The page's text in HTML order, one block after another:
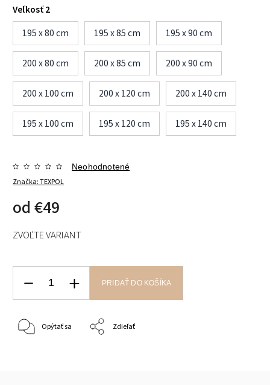
Veľkosť 2
195 x 80 cm
195 x 85 cm 195 x 90 cm
200 x 80 cm 200 x 85 cm 200 x 90 cm
200 x 100 cm 200 x 120 cm 200 x 140 cm
195 x 100 cm 195 x 120 cm 195 x 140 cm
Značka:TEXPOL
Neohodnotené
od €49
ZVOĽTE VARIANT
PRIDAŤ DO KOŠÍKA
Opýtať sa Zdieľať